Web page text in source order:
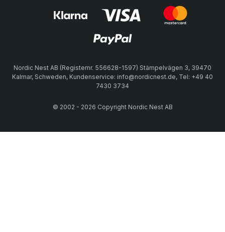
Nordic Nest AB (Registernr. 556628-1597) Stämpelvägen 3, 39470
Kalmar, Schweden, Kundenservice: info@nordicnest.de, Tel: +49 40
7430 3734
© 2002 - 2026 Copyright Nordic Nest AB